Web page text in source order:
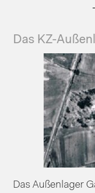
Das KZ-
Das Außenlager